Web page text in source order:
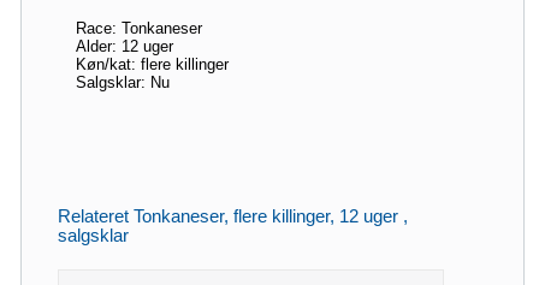
Race: Tonkaneser
Alder: 12 uger
Køn/kat: flere killinger
Salgsklar: Nu
Relateret Tonkaneser, flere killinger, 12 uger ,
salgsklar